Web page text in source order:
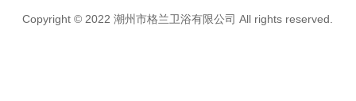
Copyright © 2022 潮州市格兰卫浴有限公司 All rights reserved.